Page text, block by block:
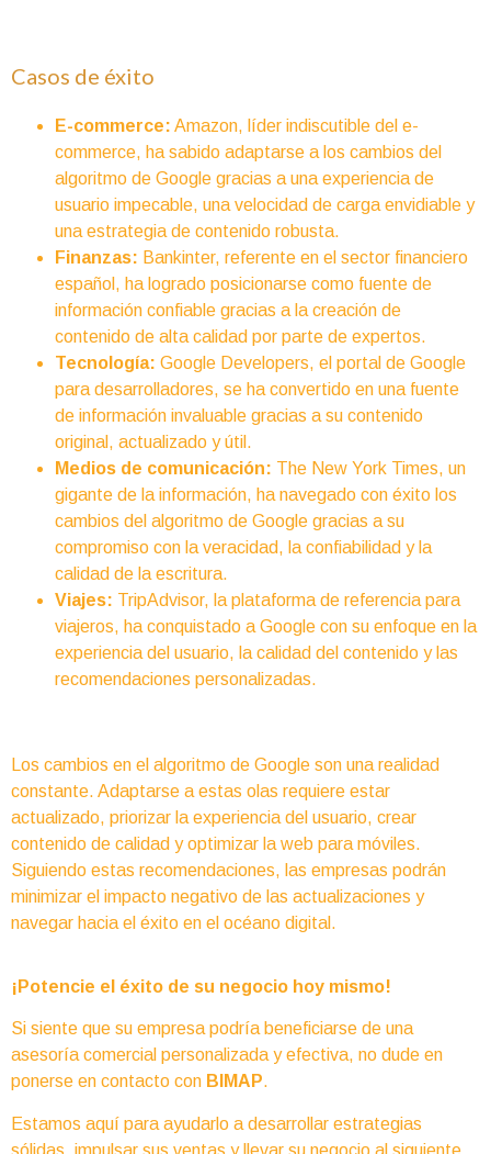
Casos de éxito
E-commerce: Amazon, líder indiscutible del e-
commerce, ha sabido adaptarse a los cambios del
algoritmo de Google gracias a una experiencia de
usuario impecable, una velocidad de carga envidiable y
una estrategia de contenido robusta.
Finanzas: Bankinter, referente en el sector financiero
español, ha logrado posicionarse como fuente de
información confiable gracias a la creación de
contenido de alta calidad por parte de expertos.
Tecnología: Google Developers, el portal de Google
para desarrolladores, se ha convertido en una fuente
de información invaluable gracias a su contenido
original, actualizado y útil.
Medios de comunicación: The New York Times, un
gigante de la información, ha navegado con éxito los
cambios del algoritmo de Google gracias a su
compromiso con la veracidad, la confiabilidad y la
calidad de la escritura.
Viajes: TripAdvisor, la plataforma de referencia para
viajeros, ha conquistado a Google con su enfoque en la
experiencia del usuario, la calidad del contenido y las
recomendaciones personalizadas.
Los cambios en el algoritmo de Google son una realidad
constante. Adaptarse a estas olas requiere estar
actualizado, priorizar la experiencia del usuario, crear
contenido de calidad y optimizar la web para móviles.
Siguiendo estas recomendaciones, las empresas podrán
minimizar el impacto negativo de las actualizaciones y
navegar hacia el éxito en el océano digital.
¡Potencie el éxito de su negocio hoy mismo!
Si siente que su empresa podría beneficiarse de una
asesoría comercial personalizada y efectiva, no dude en
ponerse en contacto con BIMAP.
Estamos aquí para ayudarlo a desarrollar estrategias
sólidas, impulsar sus ventas y llevar su negocio al siguiente